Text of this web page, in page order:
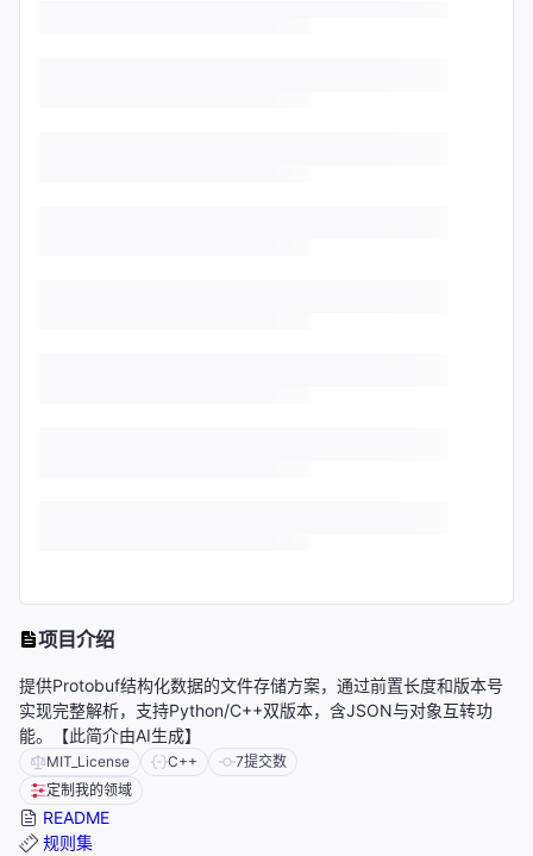
项目介绍
提供Protobuf结构化数据的文件存储方案，通过前置长度和版本号
实现完整解析，支持Python/C++双版本，含JSON与对象互转功
能。【此简介由AI生成】
MIT_License C++ 7提交数
定制我的领域
README
规则集